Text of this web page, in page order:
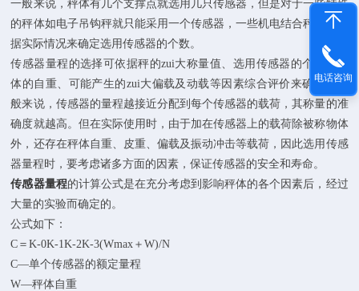
一般来说，秤体有几个支撑点就选用几只传感器，但是对于一些特殊
的秤体如电子吊钩秤就只能采用一个传感器，一些机电结合秤就应根
据实际情况来确定选用传感器的个数。
传感器量程的选择可依据秤的zui大称量值、选用传感器的个数、秤
体的自重、可能产生的zui大偏载及动载等因素综合评价来确定。一
般来说，传感器的量程越接近分配到每个传感器的载荷，其称量的准
确度就越高。但在实际使用时，由于加在传感器上的载荷除被称物体
外，还存在秤体自重、皮重、偏载及振动冲击等载荷，因此选用传感
器量程时，要考虑诸多方面的因素，保证传感器的安全和寿命。
传感器量程的计算公式是在充分考虑到影响秤体的各个因素后，经过
大量的实验而确定的。
公式如下：
C＝K-0K-1K-2K-3(Wmax＋W)/N
C—单个传感器的额定量程
W—秤体自重
电话咨询